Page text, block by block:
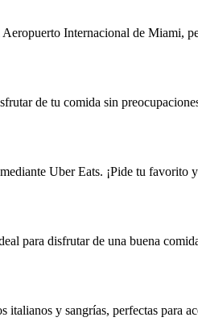
Internacional de Miami,
de tu comida sin
Uber Eats. ¡Pide tu favorito
para disfrutar de una buena
italianos y sangrías, perfectas para